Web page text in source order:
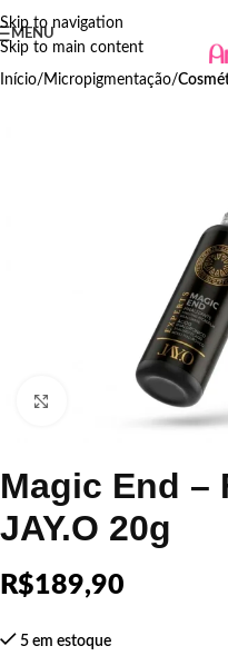
Skip to navigation
Skip to main content
MENU
Início Micropigmentação
Click to enlarge
Magic End –
JAY.O 20g
R$189,90
5 em estoque